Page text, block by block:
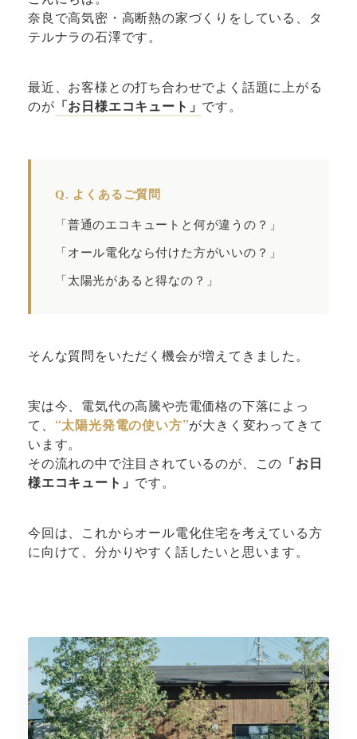
奈良で高気密・高断熱の家づくりをしている、タ
テルナラの石澤です。
最近、お客様との打ち合わせでよく話題に上がる
のが 「お日様エコキュート」 です。
Q. よくあるご質問
「普通のエコキュートと何が違うの？」
「オール電化なら付けた方がいいの？」
「太陽光があると得なの？」
そんな質問をいただく機会が増えてきました。
実は今、電気代の高騰や売電価格の下落によっ
て、 “太陽光発電の使い方”が大きく変わってきて
います。
その流れの中で注目されているのが、この 「お日
様エコキュート」 です。
今回は、これからオール電化住宅を考えている方
に向けて、分かりやすく話したいと思います。